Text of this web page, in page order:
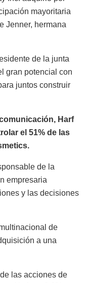
mayoritaria
Jenner, hermana
de la junta
gran potencial con
juntos construir
Harf
el 51% de las
de la
empresaria
y las decisiones
de
a una
las acciones de